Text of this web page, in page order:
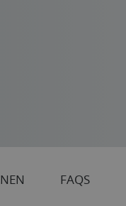
FAQS